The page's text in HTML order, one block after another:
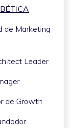
de Marketing
Leader
de Growth